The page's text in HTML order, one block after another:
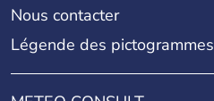
Nous contacter
Légende des pictogrammes